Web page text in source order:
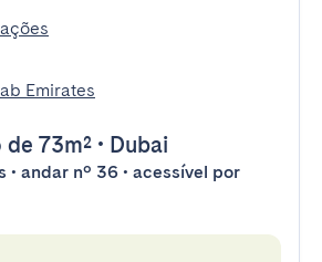
Emirates
de 73m² • Dubai
• andar nº 36 • acessível por